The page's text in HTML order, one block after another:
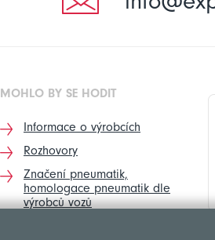
MOHLO BY SE HODIT
Informace o výrobcích
Rozhovory
Značení pneumatik,
homologace pneumatik dle
výrobců vozů